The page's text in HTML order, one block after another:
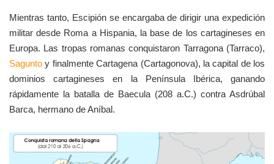
Mientras tanto, Escipión se encargaba de dirigir una expedición
militar desde Roma a Hispania, la base de los cartagineses en
Europa. Las tropas romanas conquistaron Tarragona (Tarraco),
Sagunto y finalmente Cartagena (Cartagonova), la capital de los
dominios cartagineses en la Península Ibérica, ganando
rápidamente la batalla de Baecula (208 a.C.) contra Asdrúbal
Barca, hermano de Aníbal.